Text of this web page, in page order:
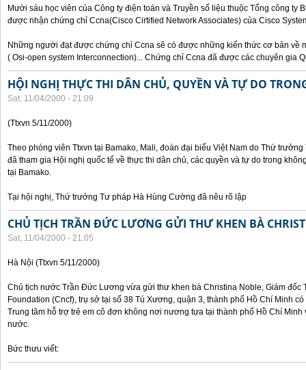
Mười sáu học viên của Công ty điện toán và Truyền số liệu thuộc Tổng công ty
được nhận chứng chỉ Ccna(Cisco Cirtified Network Associates) của Cisco
Những người đạt được chứng chỉ Ccna sẽ có được những kiến thức cơ bản về
( Osi-open system Interconnection)... Chứng chỉ Ccna đã được các chuyên gia
HỘI NGHỊ THỰC THI DÂN CHỦ, QUYỀN VÀ TỰ DO
Sat, 11/04/2000 - 21:09
(Ttxvn 5/11/2000)
Theo phóng viên Ttxvn tại Bamako, Mali, đoàn đại biểu Việt Nam do Thứ
đã tham gia Hội nghị quốc tế về thực thi dân chủ, các quyền và tự do trong
tại Bamako.
Tại hội nghị, Thứ trưởng Tư pháp Hà Hùng Cường đã nêu rõ lập
CHỦ TỊCH TRẦN ĐỨC LƯƠNG GỬI THƯ KHEN BÀ
Sat, 11/04/2000 - 21:05
Hà Nội (Ttxvn 5/11/2000)
Chủ tịch nước Trần Đức Lương vừa gửi thư khen bà Christina Noble, Giám đốc
Foundation (Cncf), trụ sở tại số 38 Tú Xương, quận 3, thành phố Hồ Chí Minh
Trung tâm hỗ trợ trẻ em cô đơn không nơi nương tựa tại thành phố Hồ Chí Minh
nước.
Bức thưu viết: